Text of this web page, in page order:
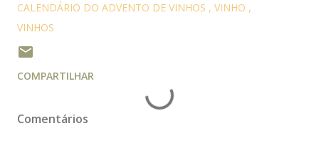
CALENDÁRIO DO ADVENTO DE VINHOS
VINHO
VINHOS
COMPARTILHAR
Comentários